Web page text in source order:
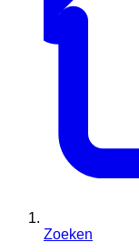
Zoeken